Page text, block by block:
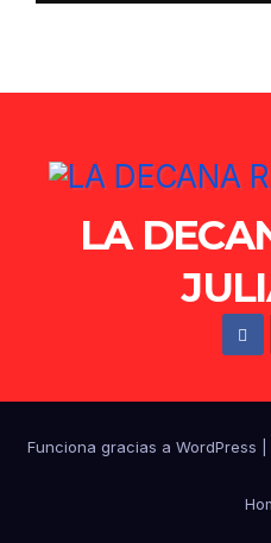
LA
Funciona gracias a WordPress